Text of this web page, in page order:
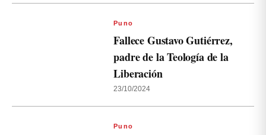
Puno
Fallece Gustavo Gutiérrez,
padre de la Teología de la
Liberación
23/10/2024
Puno